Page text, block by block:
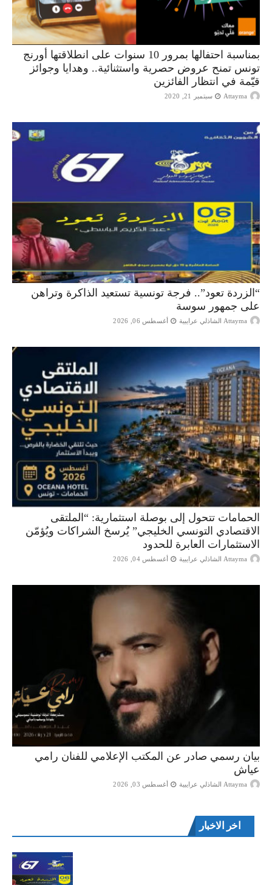
بمناسبة احتفالها بمرور 10 سنوات على انطلاقتها أورنج
تونس تمنح عروض حصرية واستثنائية.. وهدايا وجوائز
قيّمة في انتظار الفائزين
Attayma سبتمبر 21, 2020
“الزردة تعود”.. فرجة تونسية تستعيد الذاكرة وتراهن
على جمهور سوسة
Attayma الشاذلي عرايبية أغسطس 06, 2026
الحمامات تتحول إلى بوصلة استثمارية: “الملتقى
الاقتصادي التونسي الخليجي” يُرسخ الشراكات ويُؤمّن
الاستثمارات العابرة للحدود
Attayma الشاذلي عرايبية أغسطس 04, 2026
بيان رسمي صادر عن المكتب الإعلامي للفنان رامي
عياش
Attayma الشاذلي عرايبية أغسطس 03, 2026
اخر الاخبار